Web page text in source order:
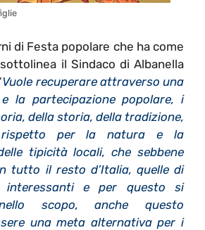
di Festa popolare che ha come
il Sindaco di Albanella
Vuole recuperare attraverso una
la partecipazione popolare, i
della storia, della tradizione,
per la natura e la
tipicità locali, che sebbene
tutto il resto d’Italia, quelle di
interessanti e per questo si
scopo, anche questo
una meta alternativa per i